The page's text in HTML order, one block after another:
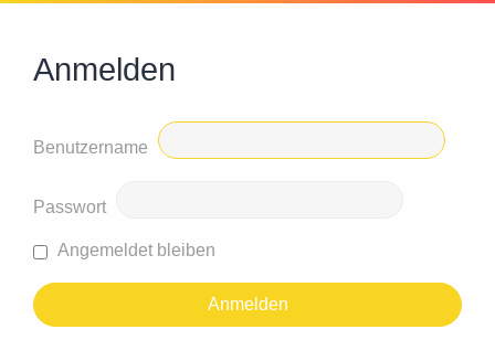
Anmelden
Benutzername
Passwort
Angemeldet bleiben